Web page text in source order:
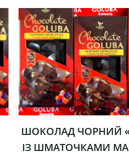
ШОКОЛАД ЧОРНИЙ
ІЗ ШМАТОЧКАМИ